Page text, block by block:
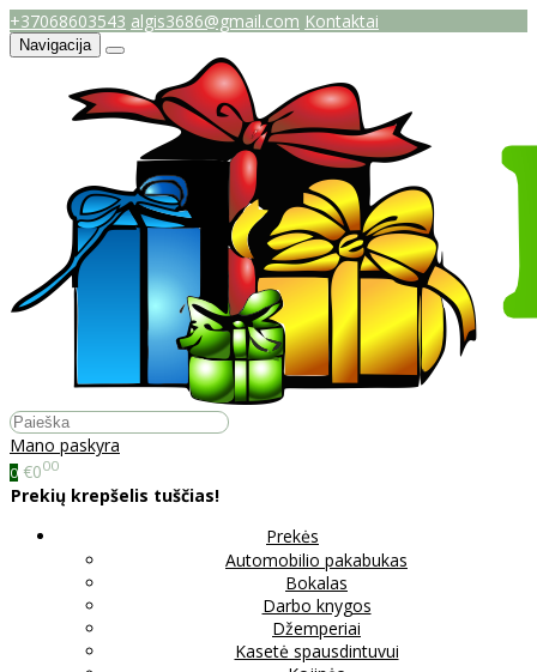
+37068603543 algis3686@gmail.com Kontaktai
Navigacija
Mano paskyra
0 €000
Prekių krepšelis tuščias!
Prekės
Automobilio pakabukas
Bokalas
Darbo knygos
Džemperiai
Kasetė spausdintuvui